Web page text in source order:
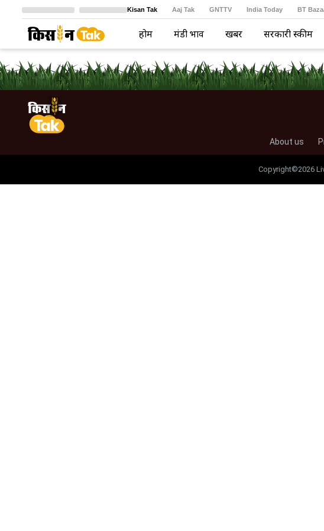
Kisan Tak Aaj Tak GNTTV India Today BT
Crime Tak Astro Tak
होम मंडी भाव खबरें सरकारी स्कीम
About us
Copyright©2026